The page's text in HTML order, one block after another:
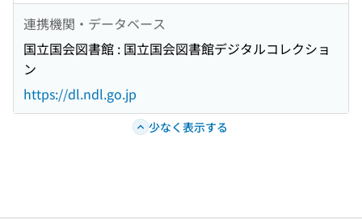
連携機関・データベース
国立国会図書館 : 国立国会図書館デジタルコレクショ
ン
https://dl.ndl.go.jp
少なく表示する